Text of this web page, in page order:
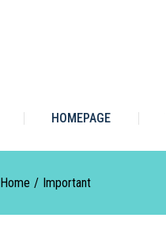
HOMEPAGE
You are here:
Home Important